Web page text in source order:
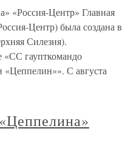
«Россия-Центр» Главная
Центр) была создана в
Силезия).
гаупткомандо
С августа